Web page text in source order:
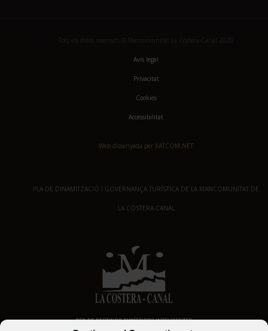
Avis legal
Privacitat
Cookies
Accessibilitat
Web dissenyada per XATCOM.NET
PLA DE DINAMITZACIÓ I GOVERNANÇA TURÍSTICA DE LA MANCOMUNITAT DE
LA COSTERA-CANAL